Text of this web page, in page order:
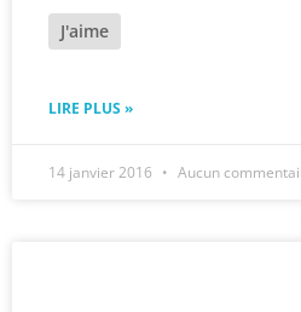
J'aime
LIRE PLUS »
14 janvier 2016 Aucun